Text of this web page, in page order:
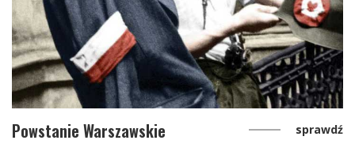
Powstanie Warszawskie sprawdź